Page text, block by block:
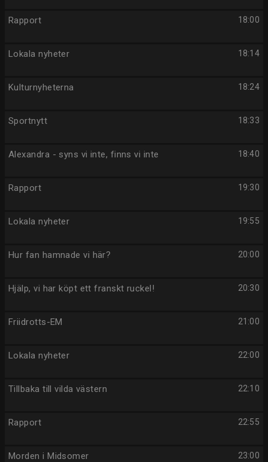
18:00
Rapport
18:14
Lokala nyheter
18:24
Kulturnyheterna
18:33
Sportnytt
18:40
Alexandra - syns vi inte, finns vi inte
19:30
Rapport
19:55
Lokala nyheter
20:00
Hur fan hamnade vi här?
20:30
Hjälp, vi har köpt ett franskt ruckel!
21:00
Friidrotts-EM
22:00
Lokala nyheter
22:10
Tillbaka till vilda västern
22:55
Rapport
23:00
Morden i Midsomer